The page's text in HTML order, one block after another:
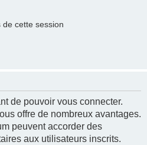
cette session
de pouvoir vous connecter.
offre de nombreux avantages.
peuvent accorder des
aux utilisateurs inscrits.